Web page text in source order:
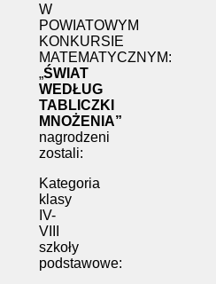
W
POWIATOWYM
KONKURSIE
MATEMATYCZNYM:
„ŚWIAT
WEDŁUG
TABLICZKI
MNOŻENIA”
nagrodzeni
zostali:
Kategoria
klasy
IV-
VIII
szkoły
podstawowe: